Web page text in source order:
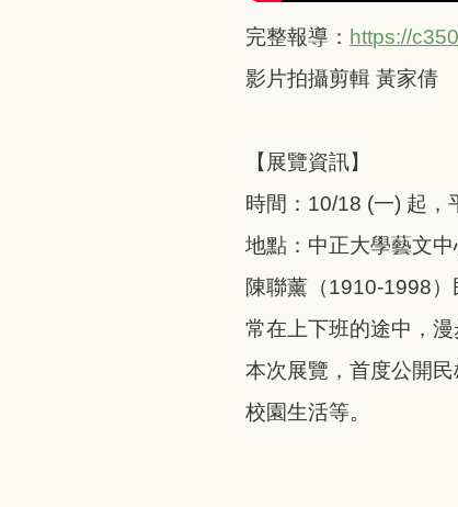
完整報導： https://
影片拍攝剪輯 黃家倩
【展覽資訊】
時間：10/18 (一) 起
地點：中正大學藝文
陳聯薰（1910-1998
常在上下班的途中，
本次展覽，首度公開
校園生活等。